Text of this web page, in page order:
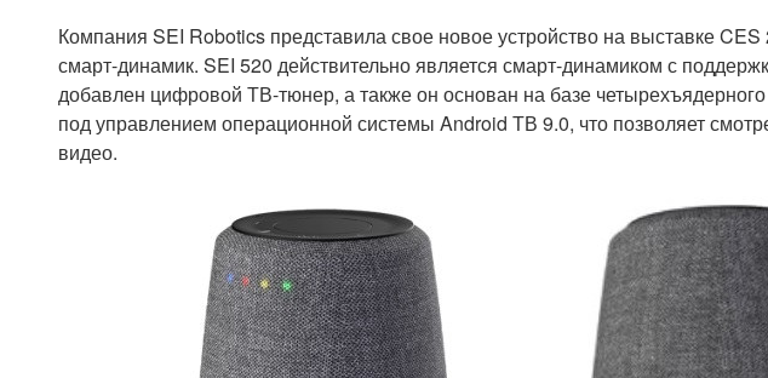
Компания SEI Robotics представила свое новое устройство на выставке
смарт-динамик. SEI 520 действительно является смарт-динамиком с
добавлен цифровой ТВ-тюнер, а также он основан на базе
под управлением операционной системы Android ТВ 9.0, что позволяет
видео.